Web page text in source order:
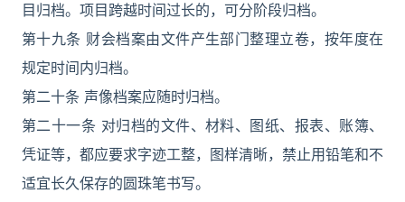
目归档。项目跨越时间过长的，可分阶段归档。
第十九条 财会档案由文件产生部门整理立卷，按年度在
规定时间内归档。
第二十条 声像档案应随时归档。
第二十一条 对归档的文件、材料、图纸、报表、账簿、
凭证等，都应要求字迹工整，图样清晰，禁止用铅笔和不
适宜长久保存的圆珠笔书写。